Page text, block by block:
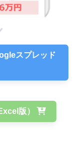
スプレッド
版）